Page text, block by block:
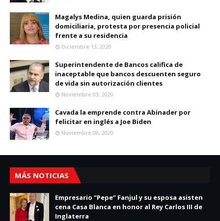
Magalys Medina, quien guarda prisión
domiciliaria, protesta por presencia policial
frente a su residencia
Diciembre 13, 2020
Superintendente de Bancos califica de
inaceptable que bancos descuenten seguro
de vida sin autorización clientes
Noviembre 03, 2020
Cavada la emprende contra Abinader por
felicitar en inglés a Joe Biden
Noviembre 08, 2020
MÁS NOTICIAS
Empresario “Pepe” Fanjul y su esposa asisten
cena Casa Blanca en honor al Rey Carlos III de
Inglaterra